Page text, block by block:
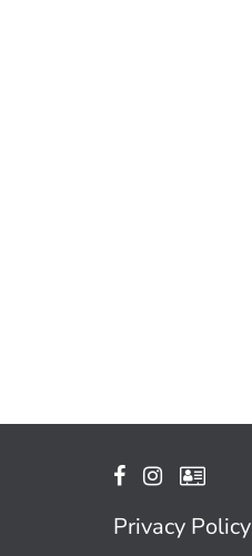
Privacy Policy